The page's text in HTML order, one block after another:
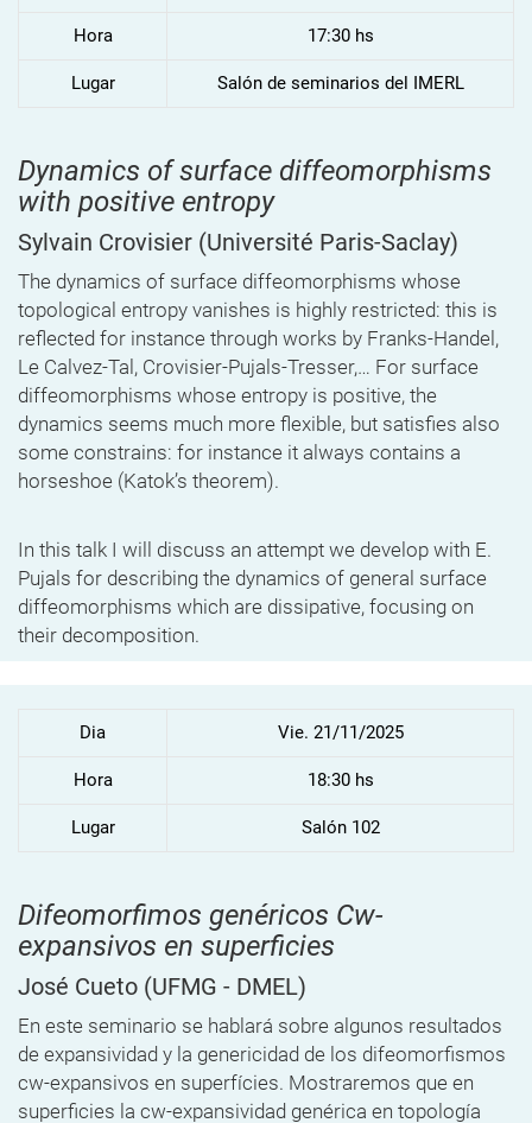
Hora 17:30 hs
Lugar Salón de seminarios del IMERL
Dynamics of surface diffeomorphisms
with positive entropy
Sylvain Crovisier (Université Paris-Saclay)
The dynamics of surface diffeomorphisms whose
topological entropy vanishes is highly restricted: this is
reflected for instance through works by Franks-Handel,
Le Calvez-Tal, Crovisier-Pujals-Tresser,… For surface
diffeomorphisms whose entropy is positive, the
dynamics seems much more flexible, but satisfies also
some constrains: for instance it always contains a
horseshoe (Katok’s theorem).
In this talk I will discuss an attempt we develop with E.
Pujals for describing the dynamics of general surface
diffeomorphisms which are dissipative, focusing on
their decomposition.
Dia Vie. 21/11/2025
Hora 18:30 hs
Lugar Salón 102
Difeomorfimos genéricos Cw-
expansivos en superficies
José Cueto (UFMG - DMEL)
En este seminario se hablará sobre algunos resultados
de expansividad y la genericidad de los difeomorfismos
cw-expansivos en superfícies. Mostraremos que en
superficies la cw-expansividad genérica en topología